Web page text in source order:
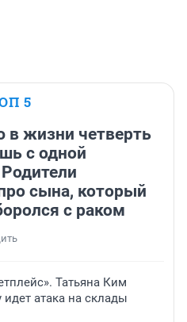
5
жизни четверть
с одной
сына, который
с раком
Татьяна Ким
идет атака на склады